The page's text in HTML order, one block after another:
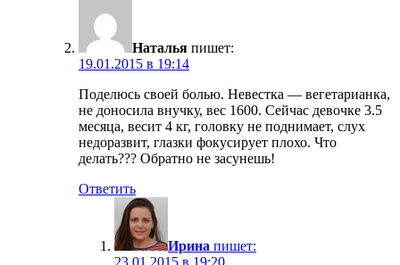
Наталья пишет:
19.01.2015 в 19:14
Поделюсь своей болью. Невестка — вегетарианка,
не доносила внучку, вес 1600. Сейчас девочке 3.5
месяца, весит 4 кг, головку не поднимает, слух
недоразвит, глазки фокусирует плохо. Что
делать??? Обратно не засунешь!
Ответить
Ирина пишет: